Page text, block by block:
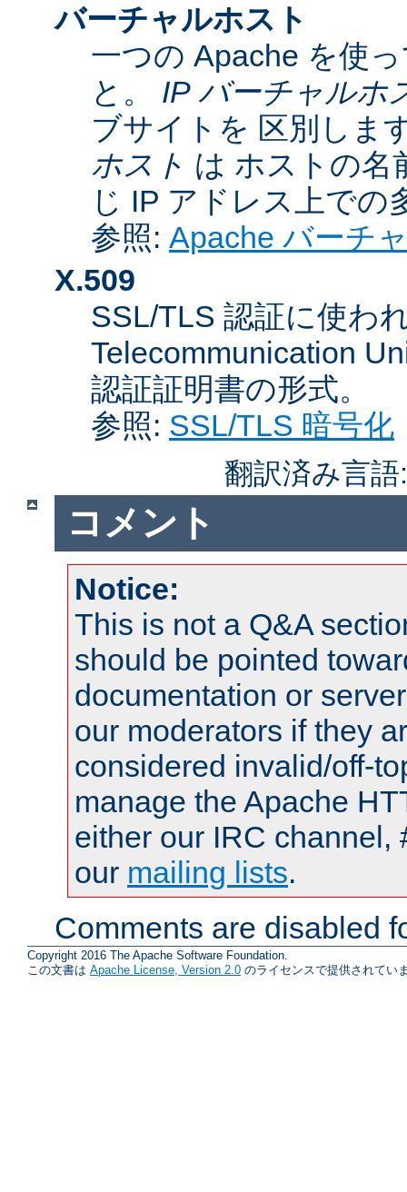
バーチャルホスト
一つの Apache を使
と。 IP バーチャルホ
ブサイトを 区別しま
ホスト は ホストの名
じ IP アドレス上で
参照: Apache バーチ
X.509
SSL/TLS 認証に使わ
Telecommunication
認証証明書の形式。
参照: SSL/TLS 暗号化
翻訳済み言
コメント
Notice:
This is not a Q&A
should be pointed
documentation or
our moderators if they
considered invalid/off-
manage the Apache
either our IRC channel,
our mailing lists.
Comments are disabled
Copyright 2016 The Apache Software Foundation.
この文書は Apache License, Version 2.0 のライセンスで提供されてい